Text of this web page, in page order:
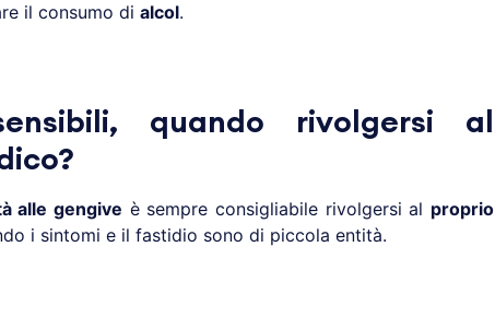
il consumo di alcol.
quando rivolgersi al
alle gengive è sempre consigliabile rivolgersi al proprio
i sintomi e il fastidio sono di piccola entità.